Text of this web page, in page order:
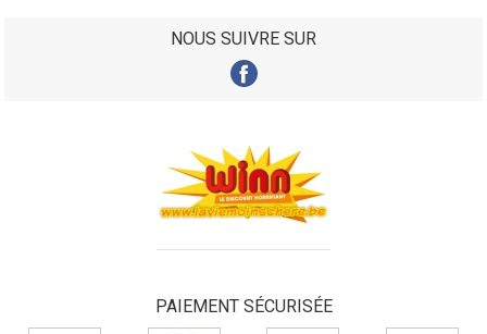
NOUS SUIVRE SUR
PAIEMENT SÉCURISÉE